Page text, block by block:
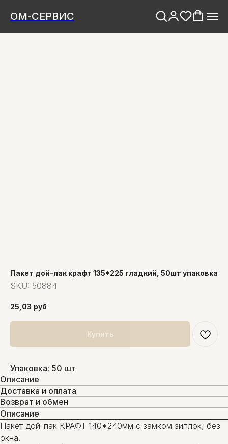
ОМ-СЕРВИС
Пакет дой-пак крафт 135*225 гладкий, 50шт упаковка
SKU: 50884
25,03 руб
Купить
Упаковка: 50 шт
Описание
Доставка и оплата
Возврат и обмен
Описание
Пакет дой-пак КРАФТ 140*240мм с замком зиплок, без
окна.